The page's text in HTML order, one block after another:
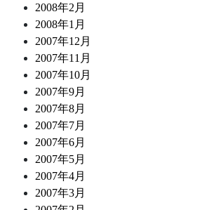
2008年2月
2008年1月
2007年12月
2007年11月
2007年10月
2007年9月
2007年8月
2007年7月
2007年6月
2007年5月
2007年4月
2007年3月